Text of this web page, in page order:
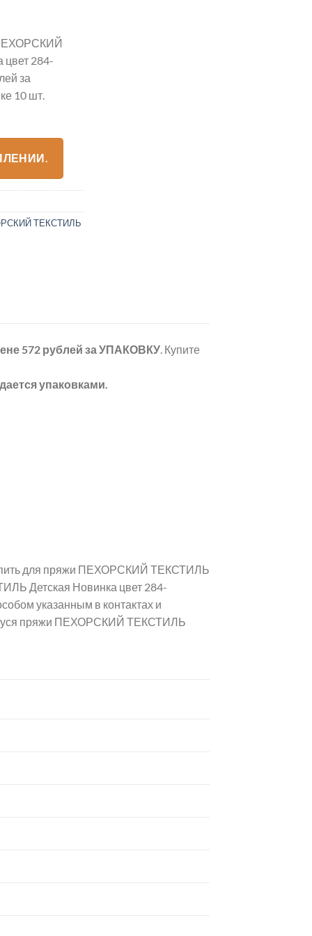
284-
за
10 шт.
ТЕКСТИЛЬ
572 рублей за УПАКОВКУ. Купите
упаковками.
для пряжи ПЕХОРСКИЙ ТЕКСТИЛЬ
Детская Новинка цвет 284-
указанным в контактах и
пряжи ПЕХОРСКИЙ ТЕКСТИЛЬ